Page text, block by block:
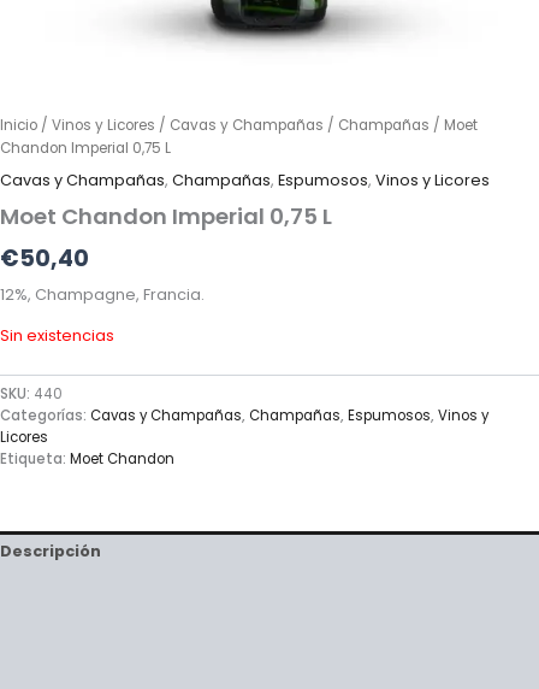
Inicio / Vinos y Licores / Cavas y Champañas / Champañas / Moet
Chandon Imperial 0,75 L
Cavas y Champañas, Champañas, Espumosos, Vinos y Licores
Moet Chandon Imperial 0,75 L
€50,40
12%, Champagne, Francia.
Sin existencias
SKU: 440
Categorías: Cavas y Champañas, Champañas, Espumosos, Vinos y
Licores
Etiqueta: Moet Chandon
Descripción